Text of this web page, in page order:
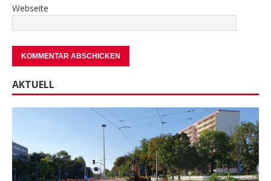
Webseite
AKTUELL